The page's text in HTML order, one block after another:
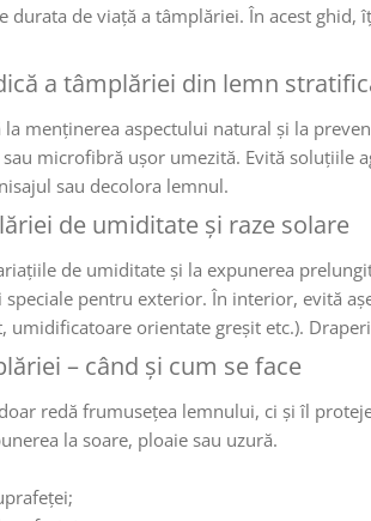
durata de viață a tâmplăriei. În acest
a tâmplăriei din lemn
la menținerea aspectului natural și la
microfibră ușor umezită. Evită soluțiile
sau decolora lemnul.
de umiditate și raze solare
de umiditate și la expunerea
pentru exterior. În interior, evită
umidificatoare orientate greșit etc.).
– când și cum se face
redă frumusețea lemnului, ci și îl
la soare, ploaie sau uzură.